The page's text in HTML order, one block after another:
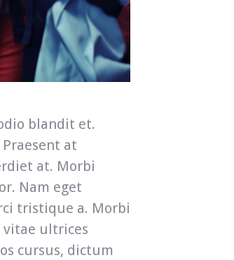
blandit et.
at
at. Morbi
Nam eget
tristique a. Morbi
vitae ultrices
cursus, dictum